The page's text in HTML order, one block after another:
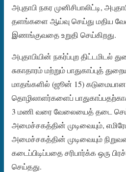
அபுதாபி நகர முனிசிபாலிட்டி,
தளங்களை ஆய்வு செய்து மதிய
இணங்குவதை உறுதி செய்கிறது.
அபுதாபியின் நகர்ப்புற திட்டமிடல்
சுகாதாரம் மற்றும் பாதுகாப்புத்
மாதங்களில் (ஜூன் 15) கடுமையான
தொழிலாளர்களைப்
3 மணி வரை வேலையைத் தடை
அமைச்சகத்தின் முடிவையும்,
அமைச்சகத்தின் முடிவையும்
கடைப்பிடிப்பதை சரிபார்க்க ஒரு
செய்தது.